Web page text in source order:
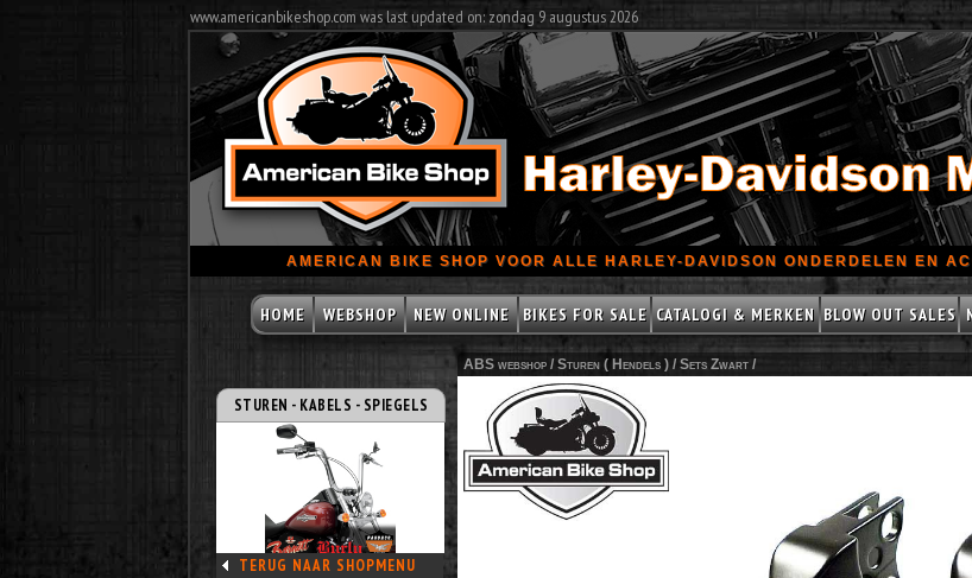
www.americanbikeshop.com was last updated on: zondag 9 augustus 2026
AMERICAN BIKE SHOP VOOR ALLE HARLEY-DAVIDSON ONDERDELEN EN
HOME WEBSHOP NEW ONLINE BIKES FOR SALE CATALOGI & MERKEN BLOW OUT SALES
STUREN - KABELS - SPIEGELS
TERUG NAAR SHOPMENU
ABS webshop / Sturen ( Hendels ) / Sets Zwart /